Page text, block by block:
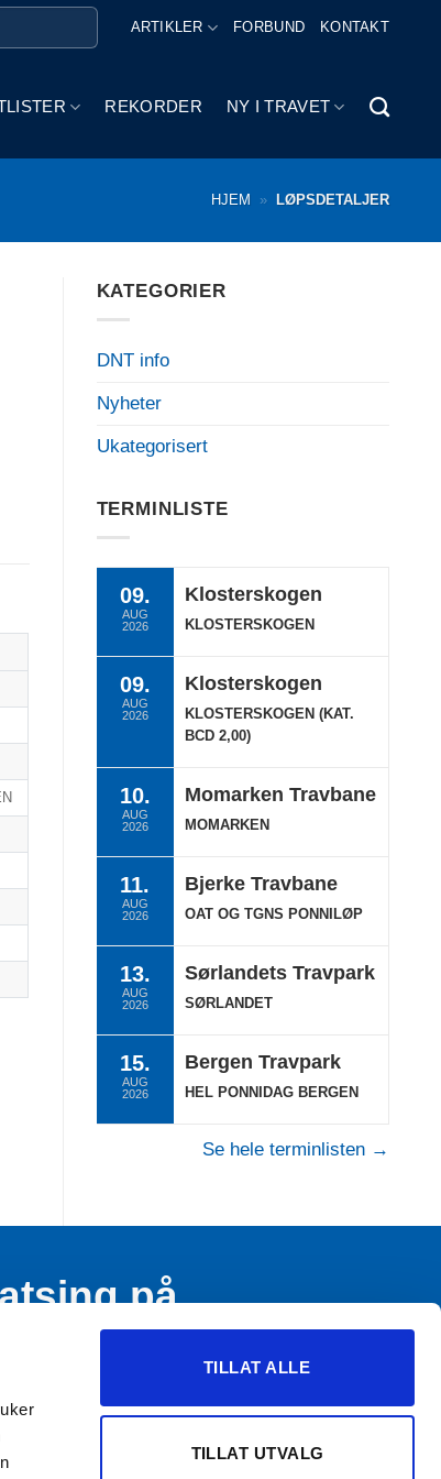
TILLAT ALLE
TILLAT UTVALG
ARTIKLER FORBUND KONTAKT
REKORDER NY I TRAVET
HJEM » LØPSDETALJER
KATEGORIER
DNT info
Nyheter
Ukategorisert
TERMINLISTE
09.
AUG
2026
Klosterskogen
KLOSTERSKOGEN
09.
AUG
2026
Klosterskogen
KLOSTERSKOGEN (KAT.
BCD 2,00)
10.
AUG
2026
Momarken Travbane
MOMARKEN
11.
AUG
2026
Bjerke Travbane
OAT OG TGNS PONNILØP
13.
AUG
2026
Sørlandets Travpark
SØRLANDET
15.
AUG
2026
Bergen Travpark
HEL PONNIDAG BERGEN
Se hele terminlisten →
på